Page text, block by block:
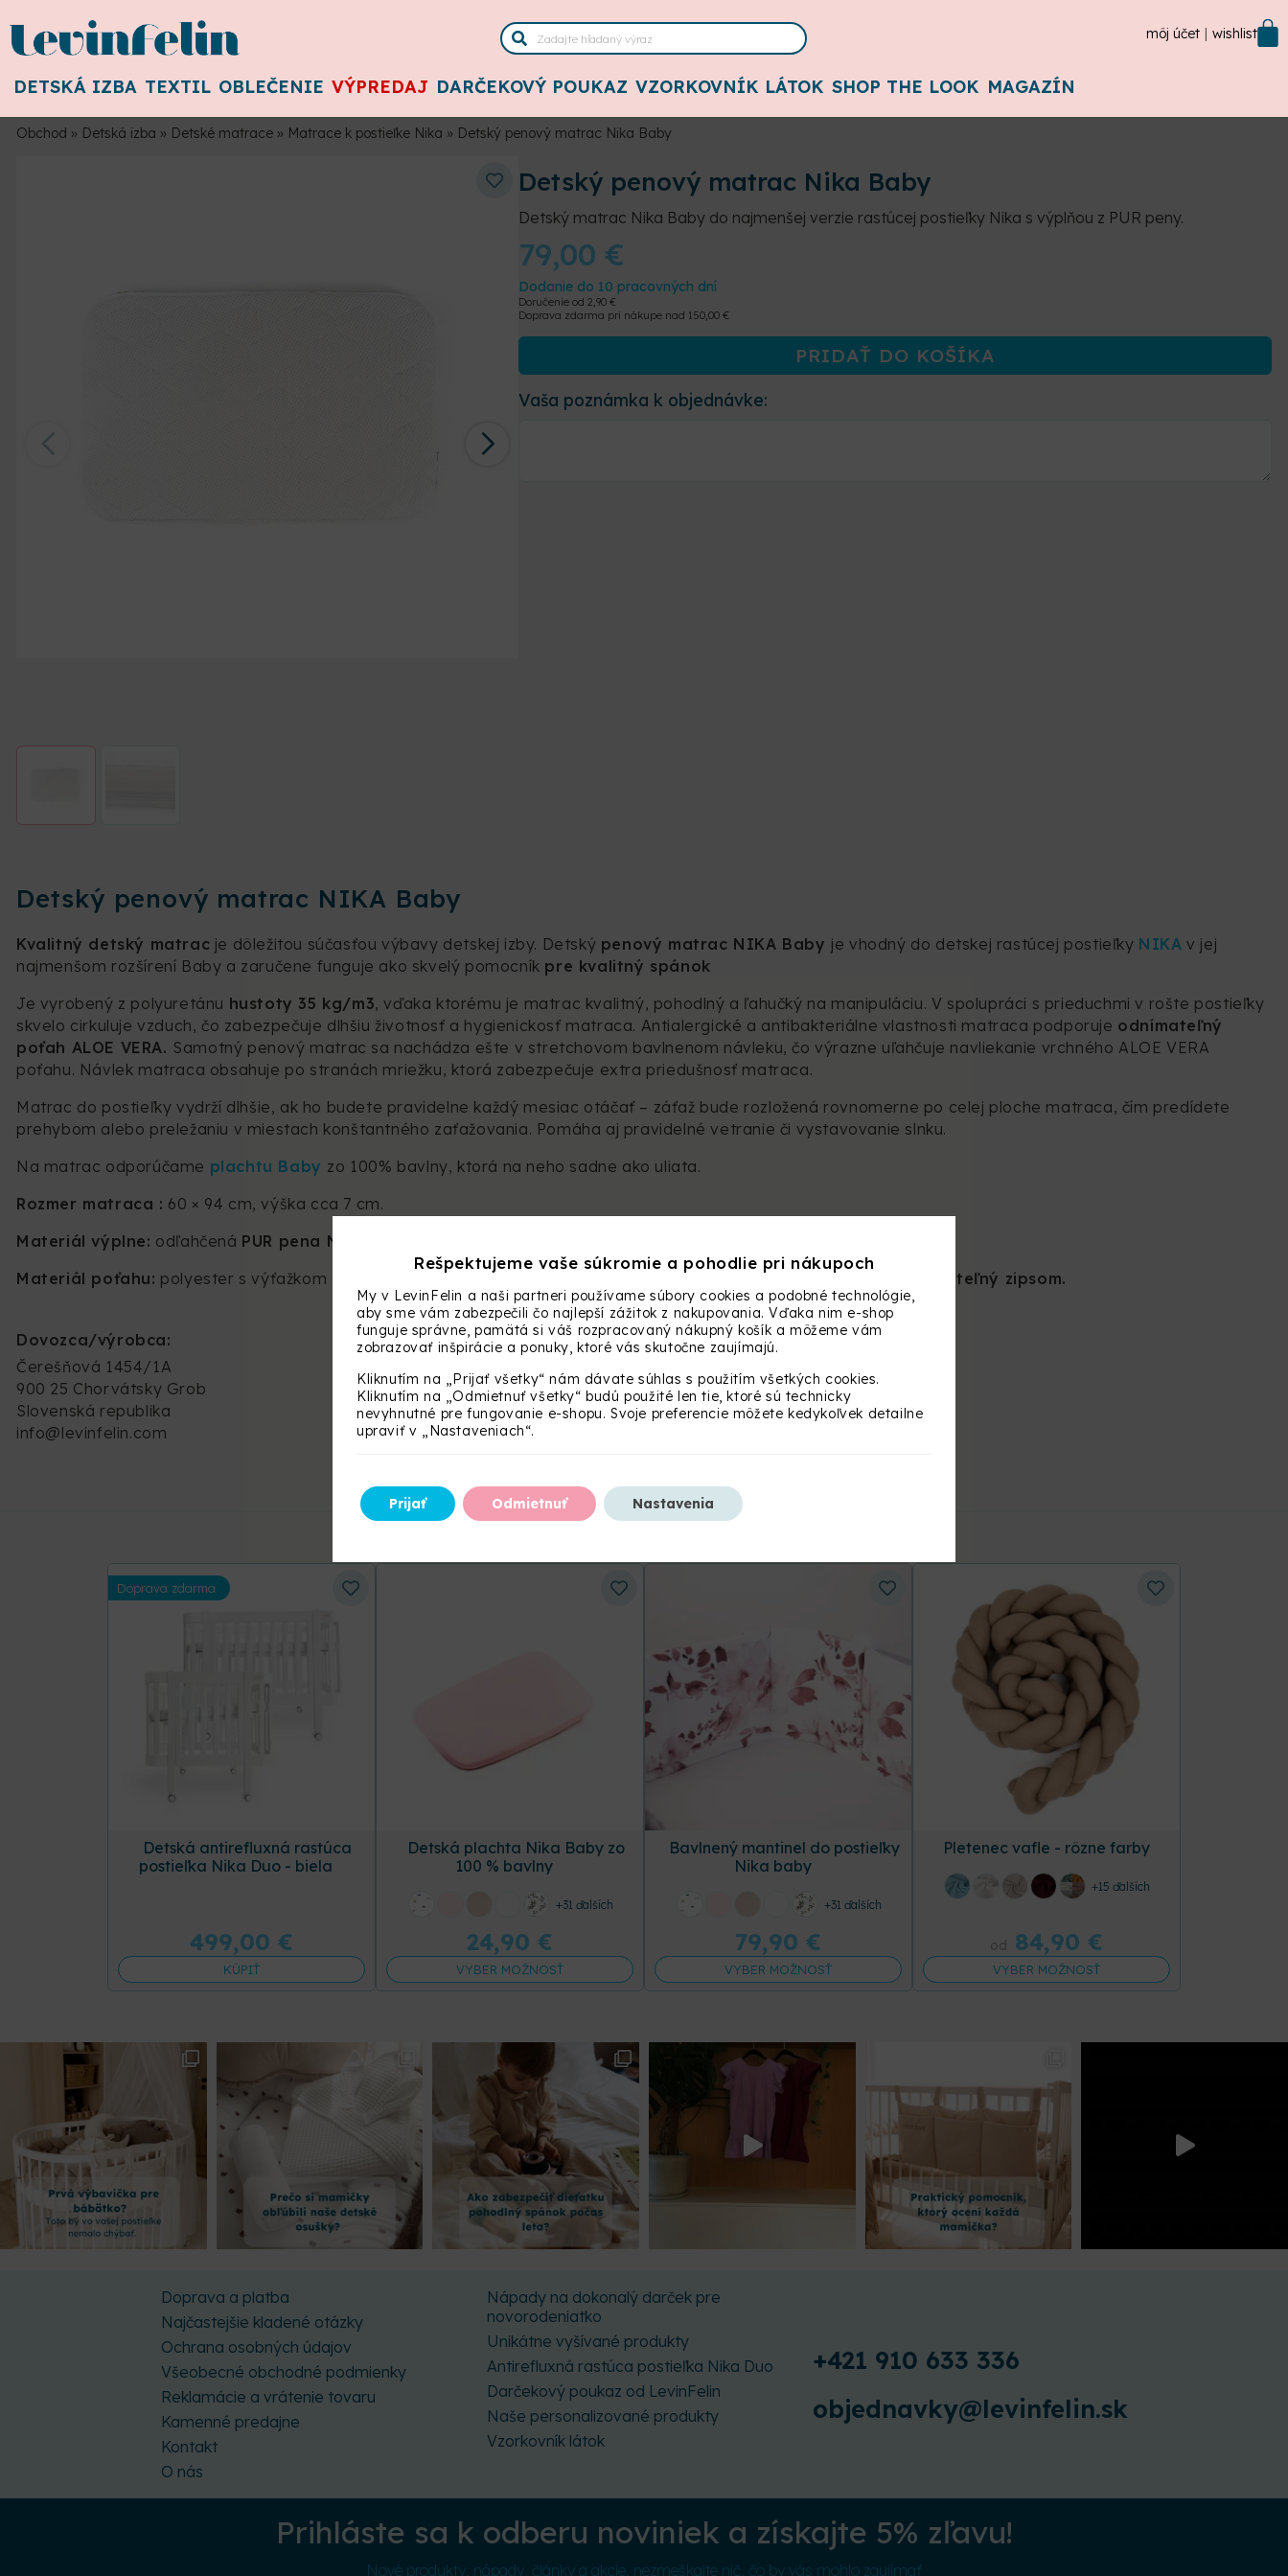
môj účet wishlist
DETSKÁ IZBA TEXTIL OBLEČENIE VÝPREDAJ DARČEKOVÝ POUKAZ VZORKOVNÍK LÁTOK SHOP THE LOOK MAGAZÍN
Obchod » Detská izba » Detské matrace » Matrace k postieľke Nika » Detský penový matrac Nika Baby
Detský penový matrac Nika Baby
Detský matrac Nika Baby do najmenšej verzie rastúcej postieľky Nika s výplňou z PUR peny.
79,00 €
Dodanie do 10 pracovných dní
Doručenie od 2,90 €
Doprava zdarma pri nákupe nad 150,00 €
PRIDAŤ DO KOŠÍKA
Vaša poznámka k objednávke:
Detský penový matrac NIKA Baby
Kvalitný detský matrac je dôležitou súčasťou výbavy detskej izby. Detský penový matrac NIKA Baby je vhodný do detskej rastúcej postieľky NIKA v jej
najmenšom rozšírení Baby a zaručene funguje ako skvelý pomocník pre kvalitný spánok
Je vyrobený z polyuretánu hustoty 35 kg/m3, vďaka ktorému je matrac kvalitný, pohodlný a ľahučký na manipuláciu. V spolupráci s prieduchmi v rošte postieľky
skvelo cirkuluje vzduch, čo zabezpečuje dlhšiu životnosť a hygienickosť matraca. Antialergické a antibakteriálne vlastnosti matraca podporuje odnímateľný
poťah ALOE VERA. Samotný penový matrac sa nachádza ešte v stretchovom bavlnenom návleku, čo výrazne uľahčuje navliekanie vrchného ALOE VERA
poťahu. Návlek matraca obsahuje po stranách mriežku, ktorá zabezpečuje extra priedušnosť matraca.
Matrac do postieľky vydrží dlhšie, ak ho budete pravidelne každý mesiac otáčať – záťaž bude rozložená rovnomerne po celej ploche matraca, čím predídete
prehybom alebo preležaniu v miestach konštantného zaťažovania. Pomáha aj pravidelné vetranie či vystavovanie slnku.
Na matrac odporúčame plachtu Baby zo 100% bavlny, ktorá na neho sadne ako uliata.
Rozmer matraca : 60 × 94 cm, výška cca 7 cm.
Materiál výplne: odľahčená PUR pena N30 35kg/m3 v stretchovom bavlnenom návleku.
Materiál poťahu: polyester s výťažkom aloe vera, 3D pás po obvode pre zabezpečenie lepšej priedušnosti, odnímateľný zipsom.
Dovozca/výrobca:
Čerešňová 1454/1A
900 25 Chorvátsky Grob
Slovenská republika
info@levinfelin.com
SÚVISIACE PRODUKTY
Detská antirefluxná rastúca
postieľka Nika Duo - biela
499,00 €
KÚPIŤ
Doprava zdarma
Detská plachta Nika Baby zo
100 % bavlny
+31 ďalších
24,90 €
VYBER MOŽNOSŤ
Bavlnený mantinel do postieľky
Nika baby
+31 ďalších
79,90 €
VYBER MOŽNOSŤ
Pletenec vafle - rôzne farby
+15 ďalších
84,90 €
VYBER MOŽNOSŤ
Doprava a platba
Najčastejšie kladené otázky
Ochrana osobných údajov
Všeobecné obchodné podmienky
Reklamácie a vrátenie tovaru
Kamenné predajne
Kontakt
O nás
Nápady na dokonalý darček pre
novorodeniatko
Unikátne vyšívané produkty
Antirefluxná rastúca postieľka Nika Duo
Darčekový poukaz od LevinFelin
Naše personalizované produkty
Vzorkovník látok
+421 910 633 336
objednavky@levinfelin.sk
Prihláste sa k odberu noviniek a získajte 5% zľavu!
Nové produkty, nápady, články a akcie, nezmeškajte nič, čo by vás mohlo zaujímať
Rešpektujeme vaše súkromie a pohodlie pri nákupoch
My v LevinFelin a naši partneri používame súbory cookies a podobné technológie,
aby sme vám zabezpečili čo najlepší zážitok z nakupovania. Vďaka nim e-shop
funguje správne, pamätá si váš rozpracovaný nákupný košík a môžeme vám
zobrazovať inšpirácie a ponuky, ktoré vás skutočne zaujímajú.
Kliknutím na „Prijať všetky“ nám dávate súhlas s použitím všetkých cookies.
Kliknutím na „Odmietnuť všetky“ budú použité len tie, ktoré sú technicky
nevyhnutné pre fungovanie e-shopu. Svoje preferencie môžete kedykoľvek detailne
upraviť v „Nastaveniach“.
Prijať Odmietnuť Nastavenia